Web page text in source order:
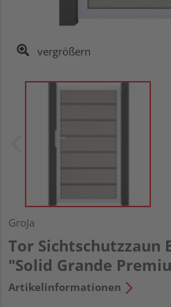
vergrößern
GroJa
Tor Sichtschutzzaun
"Solid Grande
Artikelinformationen